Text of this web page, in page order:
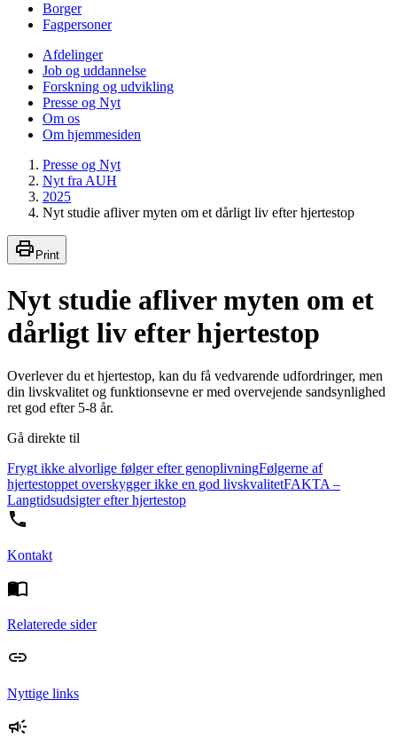
Borger
Fagpersoner
Afdelinger
Job og uddannelse
Forskning og udvikling
Presse og Nyt
Om os
Om hjemmesiden
Presse og Nyt
Nyt fra AUH
2025
Nyt studie afliver myten om et dårligt liv efter hjertestop
Print
Nyt studie afliver myten om et
dårligt liv efter hjertestop
Overlever du et hjertestop, kan du få vedvarende udfordringer, men
din livskvalitet og funktionsevne er med overvejende sandsynlighed
ret god efter 5-8 år.
Gå direkte til
Frygt ikke alvorlige følger efter genoplivningFølgerne af
hjertestoppet overskygger ikke en god livskvalitetFAKTA –
Langtidsudsigter efter hjertestop
Kontakt
Relaterede sider
Nyttige links